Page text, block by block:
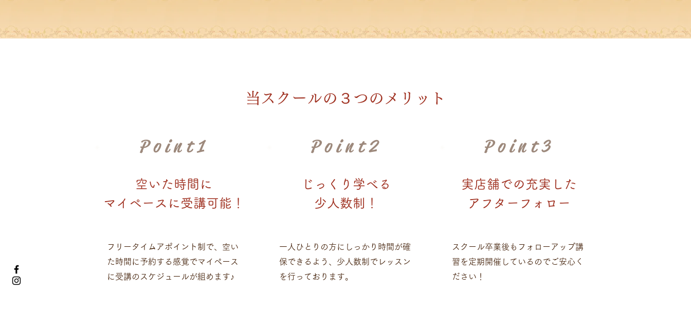
​当スクールの３つのメリット
空いた時間に
​マイペースに受講可能！
フリータイムアポイント制で、空い
た時間に予約する感覚で​マイペース
に受講のスケジュールが組めます♪
Point1
じっくり学べる
​少人数制！
一人ひとりの方にしっかり時間が確
保​できるよう、少人数制でレッスン
を行っております。
Point2
実店舗での充実した
アフターフォロー
スクール卒業後もフォローアップ講
習を定期開催しているのでご安心く
ださい！
Point3